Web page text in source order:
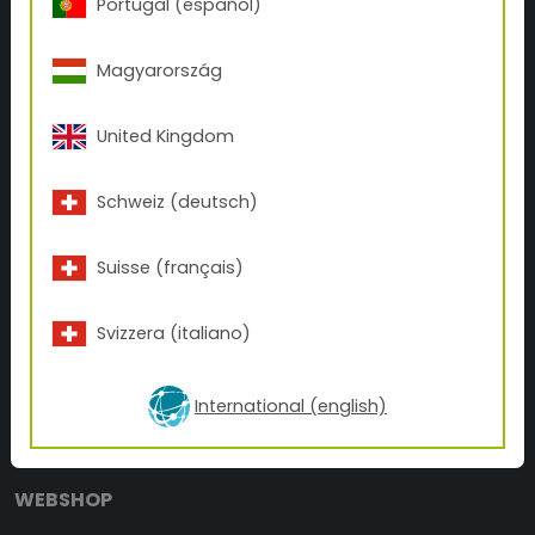
SOBRE TIGER
Contacto
BUSINESS UNITS
Tattoo
3D-Print
NOTICIAS
Blog
WEBSHOP
Portugal (español)
Magyarország
United Kingdom
Schweiz (deutsch)
Suisse (français)
Svizzera (italiano)
International (english)